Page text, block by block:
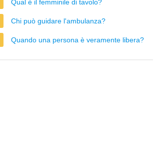
Qual è il femminile di tavolo?
Chi può guidare l'ambulanza?
Quando una persona è veramente libera?